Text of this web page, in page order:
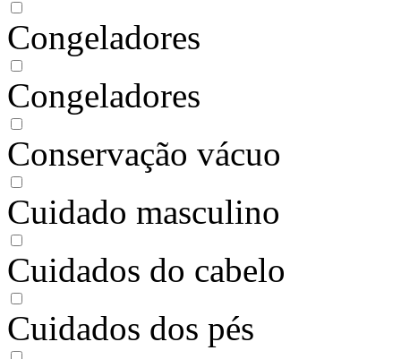
Congeladores
Congeladores
Conservação vácuo
Cuidado masculino
Cuidados do cabelo
Cuidados dos pés